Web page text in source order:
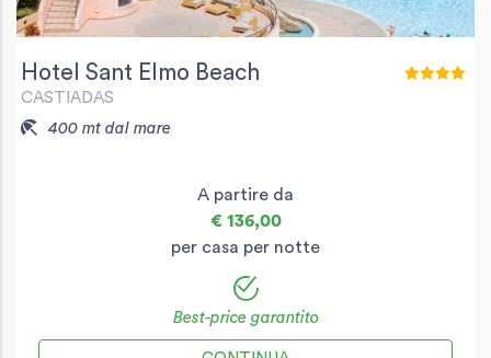
Hotel Sant Elmo Beach
CASTIADAS
400 mt dal mare
A partire da
€ 136,00
per casa per notte
Best-price garantito